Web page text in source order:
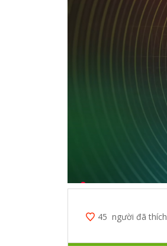
45 người đã thích